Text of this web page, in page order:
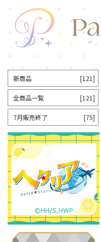
新商品 [121]
全商品一覧 [121]
7月販売終了 [75]